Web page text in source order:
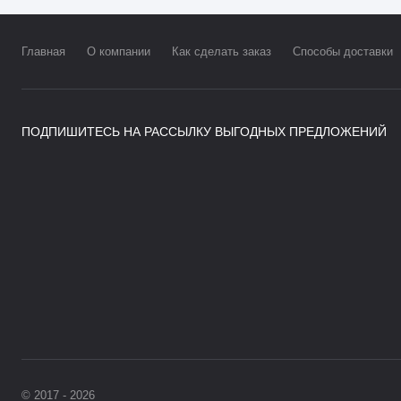
Главная О компании Как сделать заказ Способы доставки
ПОДПИШИТЕСЬ НА РАССЫЛКУ ВЫГОДНЫХ ПРЕДЛОЖЕНИЙ
© 2017 - 2026